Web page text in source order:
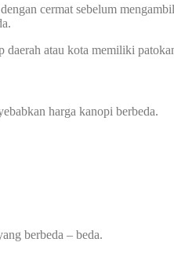
cermat sebelum
atau kota memiliki
harga kanopi berbeda.
berbeda – beda.